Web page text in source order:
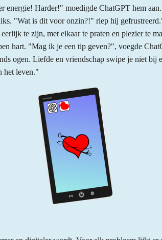
Harder!" moedigde ChatGPT hem
"Wat is dit voor onzin?!" riep hij
te zijn, met elkaar te praten en plezier te
hart. "Mag ik je een tip geven?", voegde
ogen. Liefde en vriendschap swipe je niet
het leven."